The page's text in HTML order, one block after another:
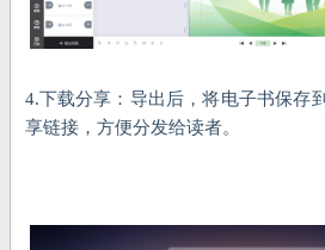
4.下载分享：导出后，将电子书保存
享链接，方便分发给读者。